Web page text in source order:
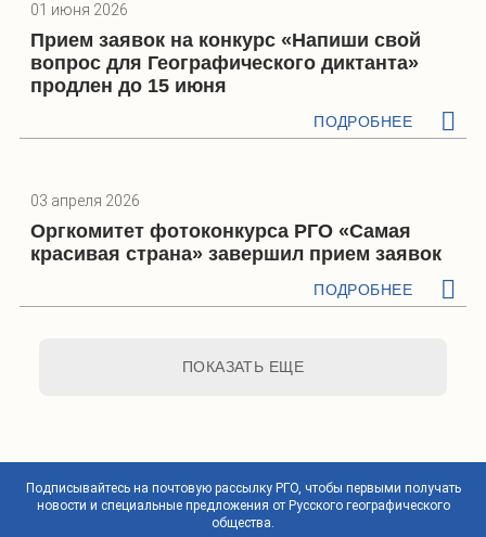
01 июня 2026
Прием заявок на конкурс «Напиши свой
вопрос для Географического диктанта»
продлен до 15 июня
ПОДРОБНЕЕ
03 апреля 2026
Оргкомитет фотоконкурса РГО «Самая
красивая страна» завершил прием заявок
ПОДРОБНЕЕ
ПОКАЗАТЬ ЕЩЕ
Подписывайтесь на почтовую рассылку РГО, чтобы первыми получать
новости и специальные предложения от Русского географического
общества.